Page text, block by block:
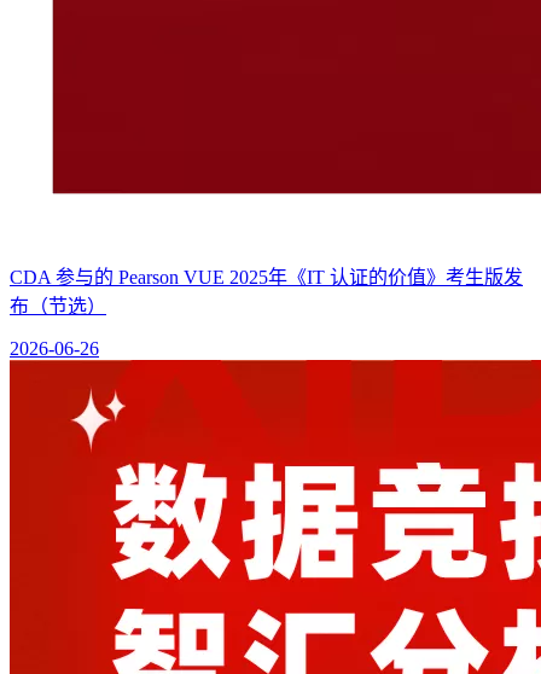
CDA 参与的 Pearson VUE 2025年《IT 认证的价值》考生版发
布（节选）
2026-06-26